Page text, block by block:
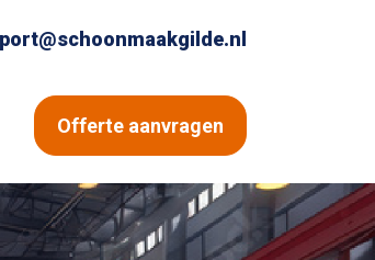
Offerte aanvragen